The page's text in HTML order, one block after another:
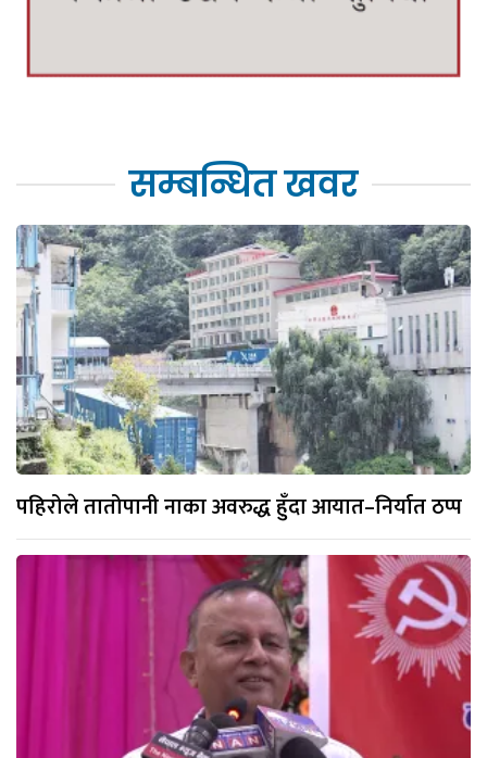
सम्बन्धित खवर
पहिरोले तातोपानी नाका अवरुद्ध हुँदा आयात–निर्यात ठप्प